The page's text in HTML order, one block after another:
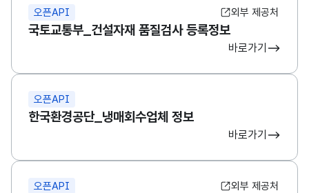
오픈API 외부 제공처
국토교통부_건설자재 품질검사 등록정보
바로가기
오픈API
한국환경공단_냉매회수업체 정보
바로가기
오픈API 외부 제공처